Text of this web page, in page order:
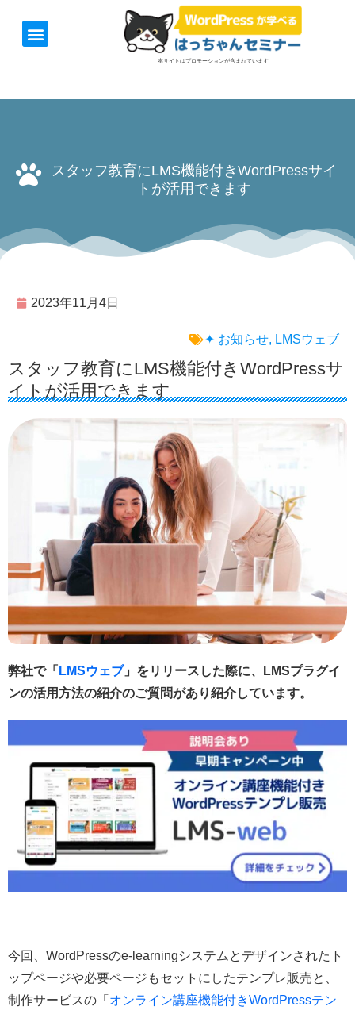
本サイトはプロモーションが含まれています
スタッフ教育にLMS機能付きWordPressサイ
トが活用できます
2023年11月4日
✦ お知らせ, LMSウェブ
スタッフ教育にLMS機能付きWordPressサ
イトが活用できます
弊社で「 LMSウェブ」をリリースした際に、LMSプラグイ
ンの活用方法の紹介のご質問があり紹介しています。
今回、WordPressのe-learningシステムとデザインされたト
ップページや必要ページもセットにしたテンプレ販売と、
制作サービスの「 オンライン講座機能付きWordPressテン